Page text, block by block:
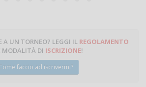
A UN TORNEO? LEGGI IL REGOLAMENTO
MODALITÀ DI ISCRIZIONE!
faccio ad iscrivermi?